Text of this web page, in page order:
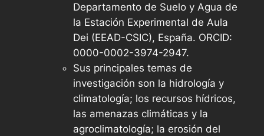
Departamento de Suelo y Agua de
la Estación Experimental de Aula
Dei (EEAD-CSIC), España. ORCID:
0000-0002-3974-2947.
Sus principales temas de
investigación son la hidrología y
climatología; los recursos hídricos,
las amenazas climáticas y la
agroclimatología; la erosión del